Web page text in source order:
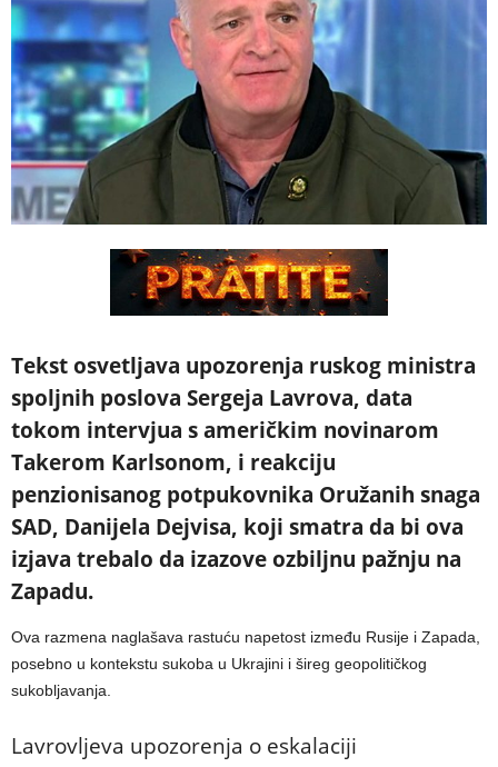
Tekst osvetljava upozorenja ruskog ministra
spoljnih poslova Sergeja Lavrova, data
tokom intervjua s američkim novinarom
Takerom Karlsonom, i reakciju
penzionisanog potpukovnika Oružanih snaga
SAD, Danijela Dejvisa, koji smatra da bi ova
izjava trebalo da izazove ozbiljnu pažnju na
Zapadu.
Ova razmena naglašava rastuću napetost između Rusije i Zapada,
posebno u kontekstu sukoba u Ukrajini i šireg geopolitičkog
sukobljavanja.
Lavrovljeva upozorenja o eskalaciji